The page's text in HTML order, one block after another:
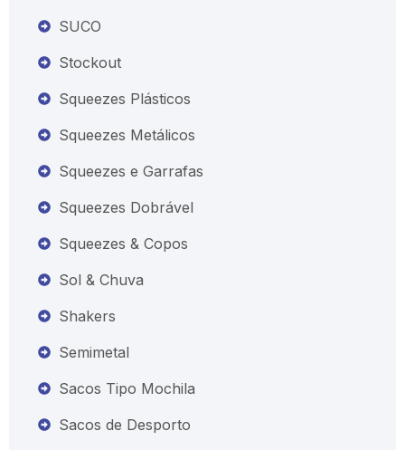
SUCO
Stockout
Squeezes Plásticos
Squeezes Metálicos
Squeezes e Garrafas
Squeezes Dobrável
Squeezes & Copos
Sol & Chuva
Shakers
Semimetal
Sacos Tipo Mochila
Sacos de Desporto